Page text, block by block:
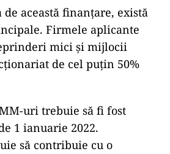
această finanțare, există
Firmele aplicante
mici și mijlocii
de cel puțin 50%
uri trebuie să fi fost
1 ianuarie 2022.
să contribuie cu o